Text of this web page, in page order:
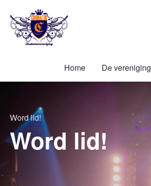
Home De vereniging
Word lid!
Word lid!